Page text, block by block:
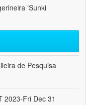
'Sunki
de Pesquisa
2023-Fri Dec 31